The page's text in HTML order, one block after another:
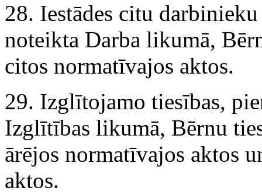
28. Iestādes citu
noteikta Darba likumā,
citos normatīvajos aktos.
29. Izglītojamo tiesības,
Izglītības likumā, Bērnu
ārējos normatīvajos aktos
aktos.